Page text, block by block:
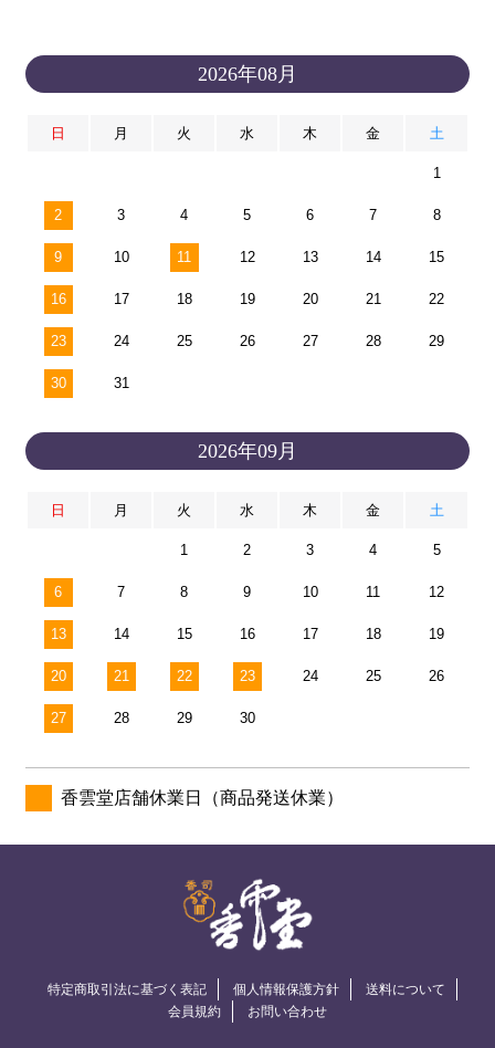
2026年08月
日 月 火 水 木 金 土
1
2 3 4 5 6 7 8
9 10 11 12 13 14 15
16 17 18 19 20 21 22
23 24 25 26 27 28 29
30 31
2026年09月
日 月 火 水 木 金 土
1 2 3 4 5
6 7 8 9 10 11 12
13 14 15 16 17 18 19
20 21 22 23 24 25 26
27 28 29 30
香雲堂店舗休業日（商品発送休業）
特定商取引法に基づく表記 個人情報保護方針
送料について
会員規約
お問い合わせ